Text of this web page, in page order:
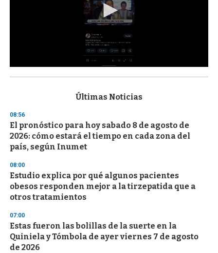
s
d
s
o
f
3
s
e
c
o
n
Últimas Noticias
08:56
El pronóstico para hoy sabado 8 de agosto de
2026: cómo estará el tiempo en cada zona del
país, según Inumet
08:00
Estudio explica por qué algunos pacientes
obesos responden mejor a la tirzepatida que a
otros tratamientos
07:00
Estas fueron las bolillas de la suerte en la
Quiniela y Tómbola de ayer viernes 7 de agosto
de 2026